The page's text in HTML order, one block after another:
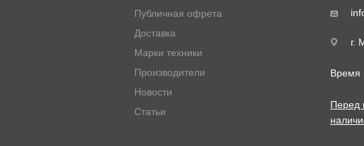
Публичная офрета
Доставка
Марки техники
Производители
Новости
Статьи
г.
Время
Перед